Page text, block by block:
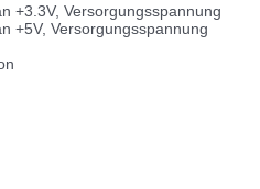
+3.3V, Versorgungsspannung
+5V, Versorgungsspannung